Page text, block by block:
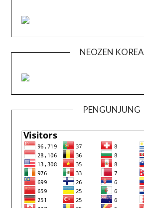
NEOZEN KOREA
PENGUNJUNG